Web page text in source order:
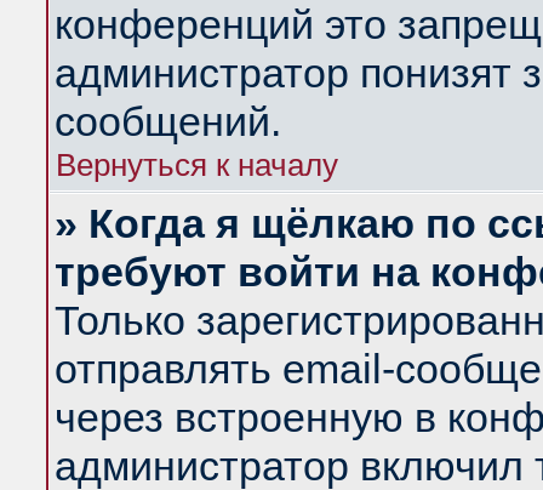
конференций это
администратор понизят
сообщений.
Вернуться к началу
» Когда я щёлкаю по
требуют войти на
Только
отправлять email-
через встроенную в
администратор